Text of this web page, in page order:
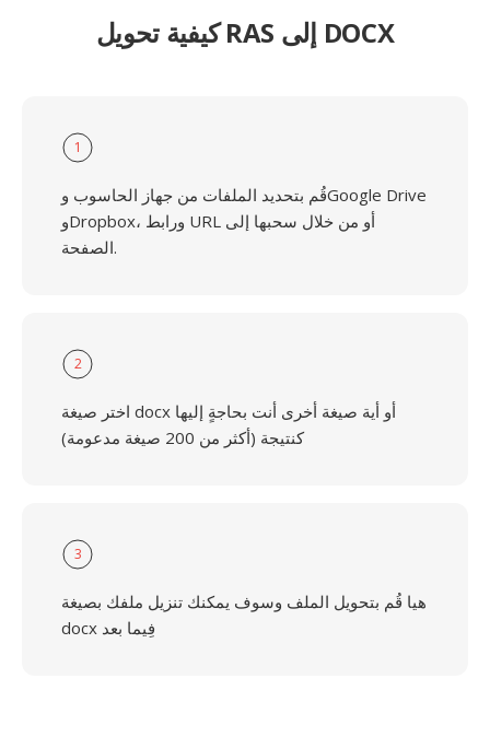
كيفية تحويل RAS إلى DOCX
1
قُم بتحديد الملفات من جهاز الحاسوب وGoogle Drive
وDropbox، ورابط URL أو من خلال سحبها إلى
الصفحة.
2
اختر صيغة docx أو أية صيغة أخرى أنت بحاجةٍ إليها
كنتيجة (أكثر من 200 صيغة مدعومة)
3
هيا قُم بتحويل الملف وسوف يمكنك تنزيل ملفك بصيغة
docx فِيما بعد